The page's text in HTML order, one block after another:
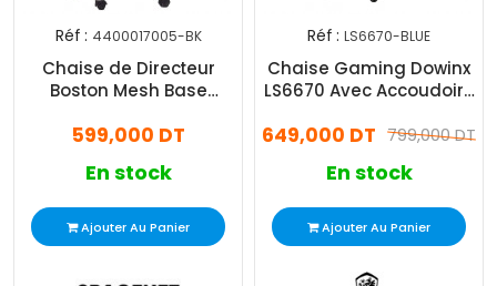
Réf : 4400017005-BK
Chaise de Directeur
Boston Mesh Base
599,000 DT
En stock
Ajouter Au Panier
Réf : LS6670-BLUE
Chaise Gaming Dowinx
LS6670 Avec Accoudoirs
799,000 DT
649,000 DT
En stock
Ajouter Au Panier